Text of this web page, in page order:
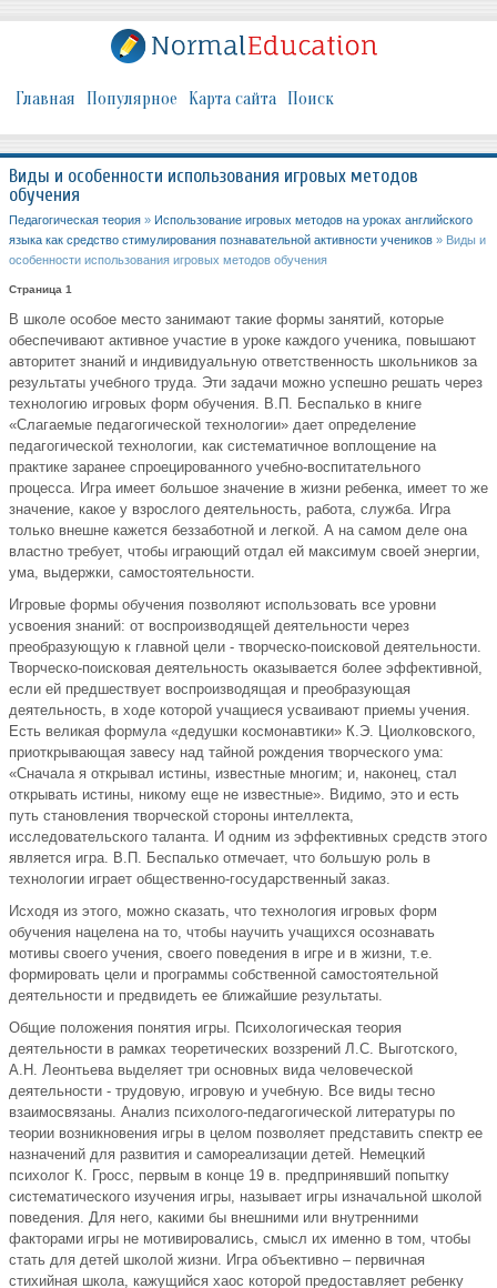
Главная Популярное Карта сайта Поиск
Виды и особенности использования игровых методов
обучения
Педагогическая теория » Использование игровых методов на уроках английского
языка как средство стимулирования познавательной активности учеников » Виды и
особенности использования игровых методов обучения
Страница 1
В школе особое место занимают такие формы занятий, которые
обеспечивают активное участие в уроке каждого ученика, повышают
авторитет знаний и индивидуальную ответственность школьников за
результаты учебного труда. Эти задачи можно успешно решать через
технологию игровых форм обучения. В.П. Беспалько в книге
«Слагаемые педагогической технологии» дает определение
педагогической технологии, как систематичное воплощение на
практике заранее спроецированного учебно-воспитательного
процесса. Игра имеет большое значение в жизни ребенка, имеет то же
значение, какое у взрослого деятельность, работа, служба. Игра
только внешне кажется беззаботной и легкой. А на самом деле она
властно требует, чтобы играющий отдал ей максимум своей энергии,
ума, выдержки, самостоятельности.
Игровые формы обучения позволяют использовать все уровни
усвоения знаний: от воспроизводящей деятельности через
преобразующую к главной цели - творческо-поисковой деятельности.
Творческо-поисковая деятельность оказывается более эффективной,
если ей предшествует воспроизводящая и преобразующая
деятельность, в ходе которой учащиеся усваивают приемы учения.
Есть великая формула «дедушки космонавтики» К.Э. Циолковского,
приоткрывающая завесу над тайной рождения творческого ума:
«Сначала я открывал истины, известные многим; и, наконец, стал
открывать истины, никому еще не известные». Видимо, это и есть
путь становления творческой стороны интеллекта,
исследовательского таланта. И одним из эффективных средств этого
является игра. В.П. Беспалько отмечает, что большую роль в
технологии играет общественно-государственный заказ.
Исходя из этого, можно сказать, что технология игровых форм
обучения нацелена на то, чтобы научить учащихся осознавать
мотивы своего учения, своего поведения в игре и в жизни, т.е.
формировать цели и программы собственной самостоятельной
деятельности и предвидеть ее ближайшие результаты.
Общие положения понятия игры. Психологическая теория
деятельности в рамках теоретических воззрений Л.С. Выготского,
А.Н. Леонтьева выделяет три основных вида человеческой
деятельности - трудовую, игровую и учебную. Все виды тесно
взаимосвязаны. Анализ психолого-педагогической литературы по
теории возникновения игры в целом позволяет представить спектр ее
назначений для развития и самореализации детей. Немецкий
психолог К. Гросс, первым в конце 19 в. предпринявший попытку
систематического изучения игры, называет игры изначальной школой
поведения. Для него, какими бы внешними или внутренними
факторами игры не мотивировались, смысл их именно в том, чтобы
стать для детей школой жизни. Игра объективно – первичная
стихийная школа, кажущийся хаос которой предоставляет ребенку